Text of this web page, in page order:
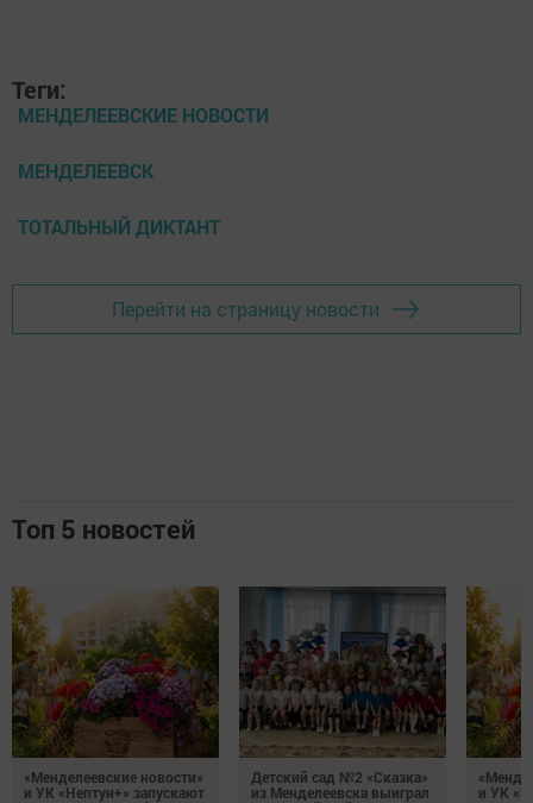
Теги:
МЕНДЕЛЕЕВСКИЕ НОВОСТИ
МЕНДЕЛЕЕВСК
ТОТАЛЬНЫЙ ДИКТАНТ
Перейти на страницу новости
Топ 5 новостей
«Менделеевские новости»
и УК «Нептун+» запускают
Детский сад №2 «Сказка»
из Менделеевска выиграл
и УК